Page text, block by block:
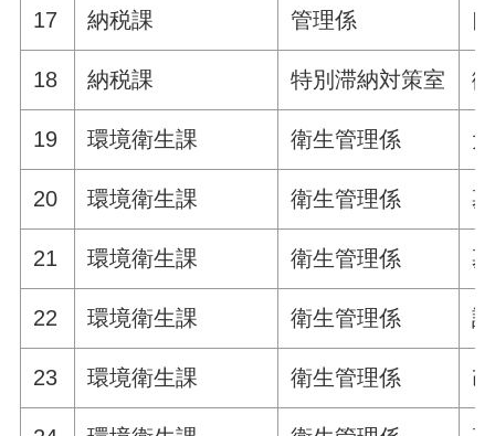
17 納税課 管理係
18 納税課 特別滞納対策室
19 環境衛生課 衛生管理係
20 環境衛生課 衛生管理係
21 環境衛生課 衛生管理係
22 環境衛生課 衛生管理係
23 環境衛生課 衛生管理係